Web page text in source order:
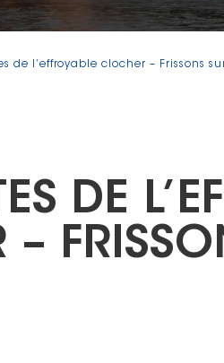
de l’effroyable clocher – Frissons
DE
–